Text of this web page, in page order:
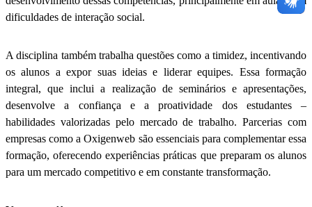
dificuldades de interação social.
A disciplina também trabalha questões como a timidez, incentivando
os alunos a expor suas ideias e liderar equipes. Essa formação
integral, que inclui a realização de seminários e apresentações,
desenvolve a confiança e a proatividade dos estudantes –
habilidades valorizadas pelo mercado de trabalho. Parcerias com
empresas como a Oxigenweb são essenciais para complementar essa
formação, oferecendo experiências práticas que preparam os alunos
para um mercado competitivo e em constante transformação.